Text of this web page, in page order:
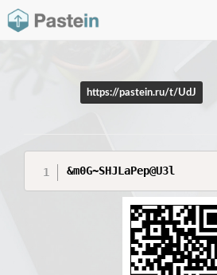
https://pastein.ru/t/UdJ
&m0G~SHJLaPep@U3l